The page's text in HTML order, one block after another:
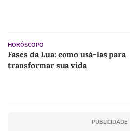
HORÓSCOPO
Fases da Lua: como usá-las para
transformar sua vida
PUBLICIDADE